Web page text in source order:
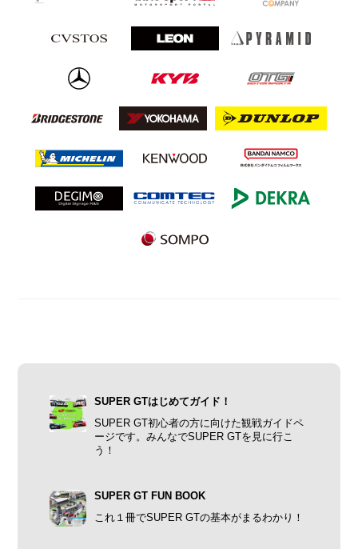
SUPER GTはじめてガイド！
SUPER GT初心者の方に向けた観戦ガイドペ
ージです。みんなでSUPER GTを見に行こ
う！
SUPER GT FUN BOOK
これ１冊でSUPER GTの基本がまるわかり！